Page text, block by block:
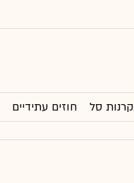
קרנות סל חוזים עתידיים